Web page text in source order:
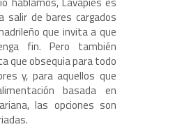
salir de bares cargados
que invita a que
fin. Pero también
que obsequia para todo
y, para aquellos que
basada en
las opciones son